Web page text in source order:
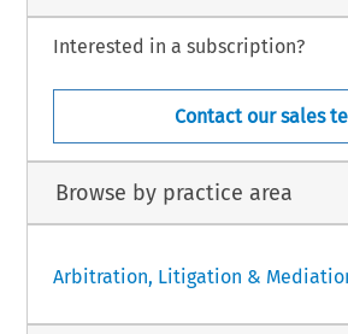
Interested in a subscription?
Contact our sales
Browse by practice area
Arbitration, Litigation &